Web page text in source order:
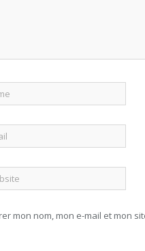
mon nom, mon e-mail et mon